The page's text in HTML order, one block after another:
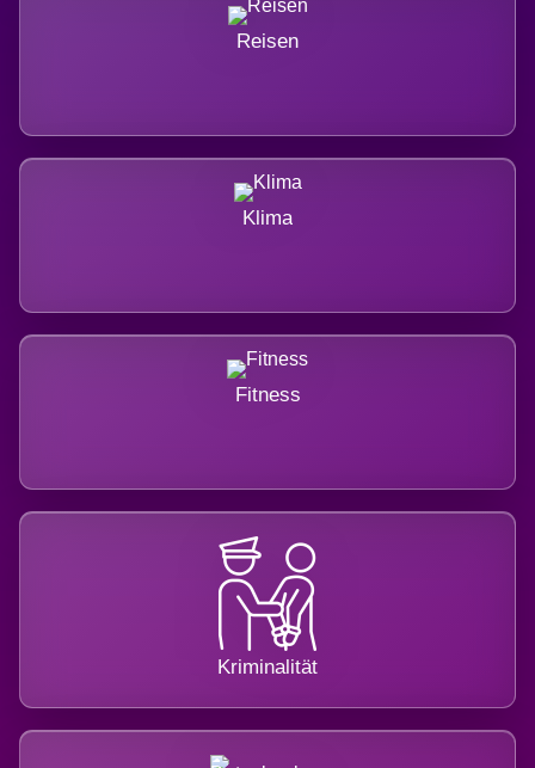
Reisen
Klima
Fitness
Kriminalität